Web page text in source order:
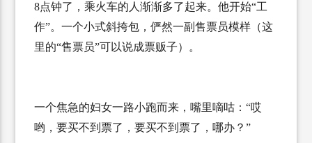
8点钟了，乘火车的人渐渐多了起来。他开始“工
作”。一个小式斜挎包，俨然一副售票员模样（这
里的“售票员”可以说成票贩子）。
一个焦急的妇女一路小跑而来，嘴里嘀咕：“哎
哟，要买不到票了，要买不到票了，哪办？”